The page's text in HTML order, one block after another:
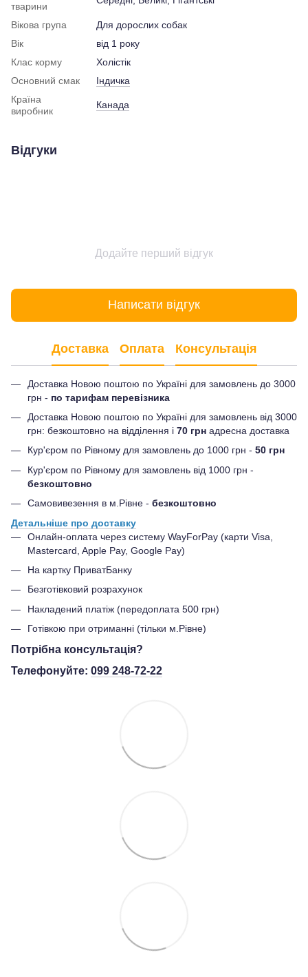
тварини
Вікова група
Для дорослих собак
Вік
від 1 року
Клас корму
Холістік
Основний смак
Індичка
Країна
виробник
Канада
Відгуки
Додайте перший відгук
Написати відгук
Доставка Оплата Консультація
Доставка Новою поштою по Україні для замовлень до 3000
грн - по тарифам перевізника
Доставка Новою поштою по Україні для замовлень від 3000
грн: безкоштовно на відділення і 70 грн адресна доставка
Кур'єром по Рівному для замовлень до 1000 грн - 50 грн
Кур'єром по Рівному для замовлень від 1000 грн -
безкоштовно
Самовивезення в м.Рівне - безкоштовно
Детальніше про доставку
Онлайн-оплата через систему WayForPay (карти Visa,
Mastercard, Apple Pay, Google Pay)
На картку ПриватБанку
Безготівковий розрахунок
Накладений платіж (передоплата 500 грн)
Готівкою при отриманні (тільки м.Рівне)
Потрібна консультація?
Телефонуйте: 099 248-72-22